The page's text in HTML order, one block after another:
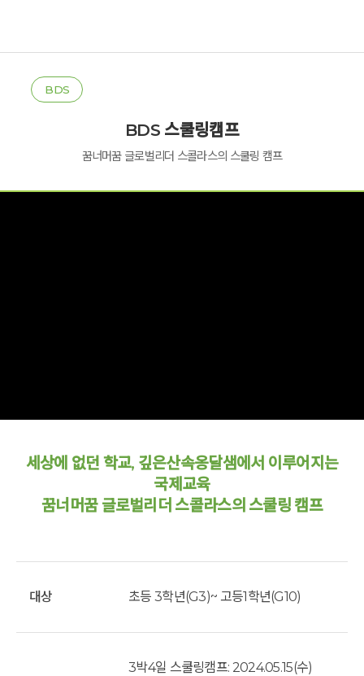
BDS
BDS 스쿨링캠프
꿈너머꿈 글로벌리더 스콜라스의 스쿨링 캠프
세상에 없던 학교, 깊은산속옹달샘에서 이루어지는
국제교육
꿈너머꿈 글로벌리더 스콜라스의 스쿨링 캠프
대상 초등 3학년(G3)~ 고등1학년(G10)
3박4일 스쿨링캠프: 2024.05.15(수)